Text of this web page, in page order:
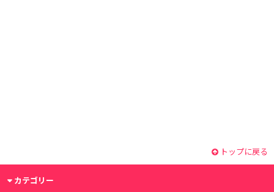
トップに戻る
カテゴリー